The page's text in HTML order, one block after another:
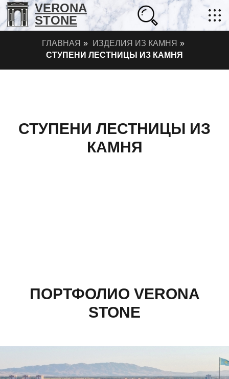
VERONA
STONE
ГЛАВНАЯ » ИЗДЕЛИЯ ИЗ КАМНЯ »
СТУПЕНИ ЛЕСТНИЦЫ ИЗ КАМНЯ
СТУПЕНИ ЛЕСТНИЦЫ ИЗ
КАМНЯ
ПОРТФОЛИО VERONA
STONE